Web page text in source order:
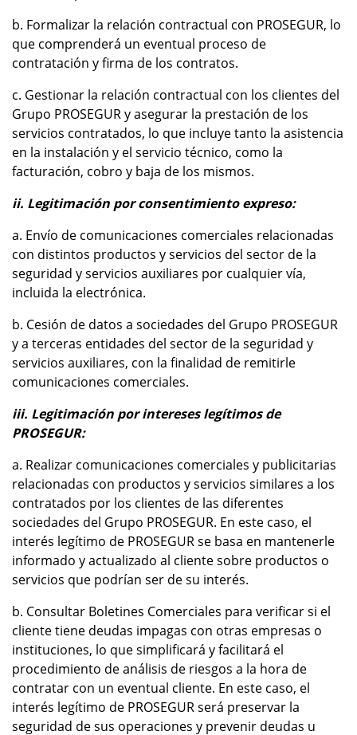
b. Formalizar la relación contractual con PROSEGUR, lo
que comprenderá un eventual proceso de
contratación y firma de los contratos.
c. Gestionar la relación contractual con los clientes del
Grupo PROSEGUR y asegurar la prestación de los
servicios contratados, lo que incluye tanto la asistencia
en la instalación y el servicio técnico, como la
facturación, cobro y baja de los mismos.
ii. Legitimación por consentimiento expreso:
a. Envío de comunicaciones comerciales relacionadas
con distintos productos y servicios del sector de la
seguridad y servicios auxiliares por cualquier vía,
incluida la electrónica.
b. Cesión de datos a sociedades del Grupo PROSEGUR
y a terceras entidades del sector de la seguridad y
servicios auxiliares, con la finalidad de remitirle
comunicaciones comerciales.
iii. Legitimación por intereses legítimos de
PROSEGUR:
a. Realizar comunicaciones comerciales y publicitarias
relacionadas con productos y servicios similares a los
contratados por los clientes de las diferentes
sociedades del Grupo PROSEGUR. En este caso, el
interés legítimo de PROSEGUR se basa en mantenerle
informado y actualizado al cliente sobre productos o
servicios que podrían ser de su interés.
b. Consultar Boletines Comerciales para verificar si el
cliente tiene deudas impagas con otras empresas o
instituciones, lo que simplificará y facilitará el
procedimiento de análisis de riesgos a la hora de
contratar con un eventual cliente. En este caso, el
interés legítimo de PROSEGUR será preservar la
seguridad de sus operaciones y prevenir deudas u